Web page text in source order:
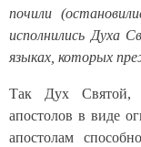
почили
исполнились Духа
языках, которых
Так Дух Святой,
апостолов в виде
апостолам